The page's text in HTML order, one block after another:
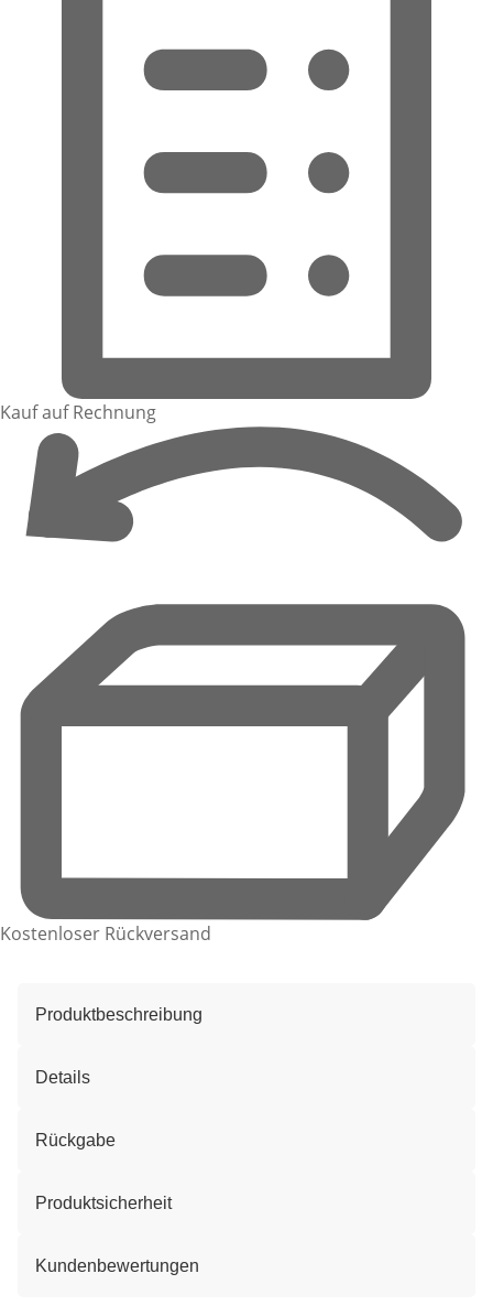
Kauf auf Rechnung
Kostenloser Rückversand
Produktbeschreibung
Details
Rückgabe
Produktsicherheit
Kundenbewertungen